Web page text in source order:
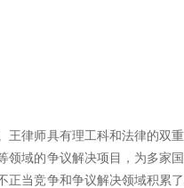
律师具有理工科和法律的双
域的争议解决项目，为多家
当竞争和争议解决领域积累